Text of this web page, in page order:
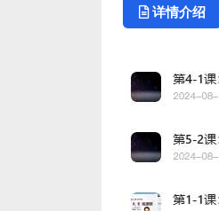
详情介绍